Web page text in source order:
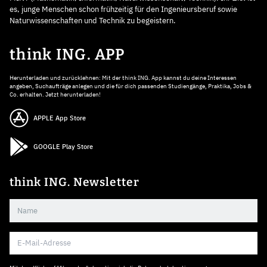
es, junge Menschen schon frühzeitig für den Ingenieursberuf sowie
Naturwissenschaften und Technik zu begeistern.
think ING. APP
Herunterladen und zurücklehnen: Mit der think ING. App kannst du deine Interessen
angeben, Suchaufträge anlegen und die für dich passenden Studiengänge, Praktika, Jobs &
Co. erhalten. Jetzt herunterladen!
APPLE App Store
GOOGLE Play Store
think ING. Newsletter